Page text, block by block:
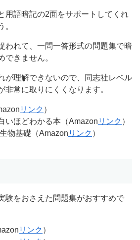
用語暗記の2面をサポートしてくれ
。
われて、一問一答形式の問題集で暗
できません。
が理解できないので、同志社レベル
非常に取りにくくなります。
リンク ）
いほどわかる本（Amazon リンク ）
物基礎（Amazon リンク ）
験をおさえた問題集がおすすめで
リンク ）